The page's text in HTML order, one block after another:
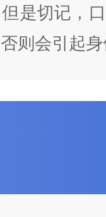
是切记，
则会引起